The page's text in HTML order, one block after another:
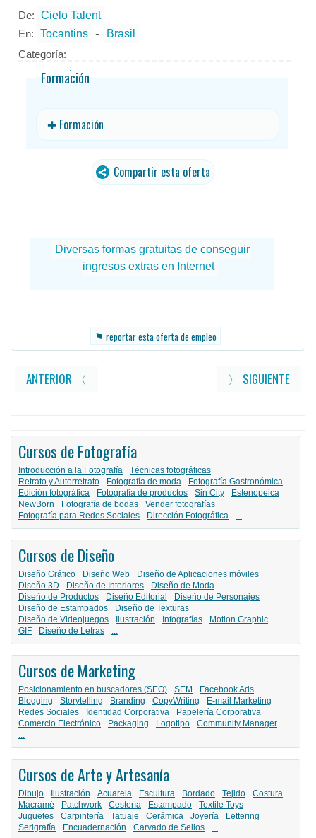
De: Cielo Talent
En: Tocantins -
Brasil
Categoría:
Formación
✚ Formación
Compartir esta oferta
⚑ reportar esta oferta de empleo
ANTERIOR 〈 〉 SIGUIENTE
Cursos de Fotografía
Introducción a la Fotografía
Técnicas fotográficas
Retrato y Autorretrato
Fotografía de moda
Fotografía Gastronómica
Edición fotográfica
Fotografía de productos Sin City
Estenopeica
NewBorn
Fotografía de bodas
Vender fotografías
Fotografía para Redes Sociales
Dirección Fotográfica ...
Cursos de Diseño
Diseño Gráfico Diseño Web
Diseño de Aplicaciones móviles
Diseño 3D
Diseño de Interiores
Diseño de Moda
Diseño de Productos
Diseño Editorial
Diseño de Personajes
Diseño de Estampados
Diseño de Texturas
Diseño de Videojuegos
Ilustración Infografías
Motion Graphic
GIF
Diseño de Letras ...
Cursos de Marketing
Posicionamiento en buscadores (SEO) SEM
Facebook Ads
Blogging
Storytelling Branding CopyWriting
E-mail Marketing
Redes Sociales
Identidad Corporativa
Papelería Corporativa
Comercio Electrónico
Packaging Logotipo
Community Manager
...
Cursos de Arte y Artesanía
Dibujo Ilustración Acuarela Escultura Bordado Tejido
Costura
Macramé
Patchwork Cestería Estampado
Textile Toys
Juguetes
Carpintería Tatuaje Cerámica Joyería
Lettering
Serigrafía
Encuadernación Carvado de Sellos ...